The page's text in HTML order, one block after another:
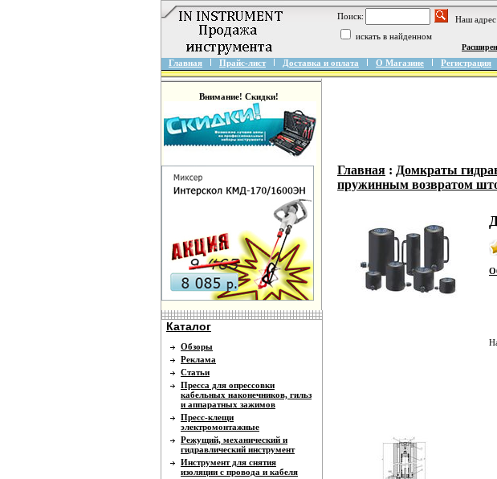
Поиск:
Наш
искать в найденном
Главная Прайс-лист Доставка и оплата О Магазине Регистрация
Внимание! Скидки!
Каталог
Обзоры
Реклама
Статьи
Пресса для опрессовки
кабельных наконечников, гильз
и аппаратных зажимов
Пресс-клещи
электромонтажные
Режущий, механический и
гидравлический инструмент
Инструмент для снятия
изоляции с провода и кабеля
Главная : Домкраты
пружинным возвратом